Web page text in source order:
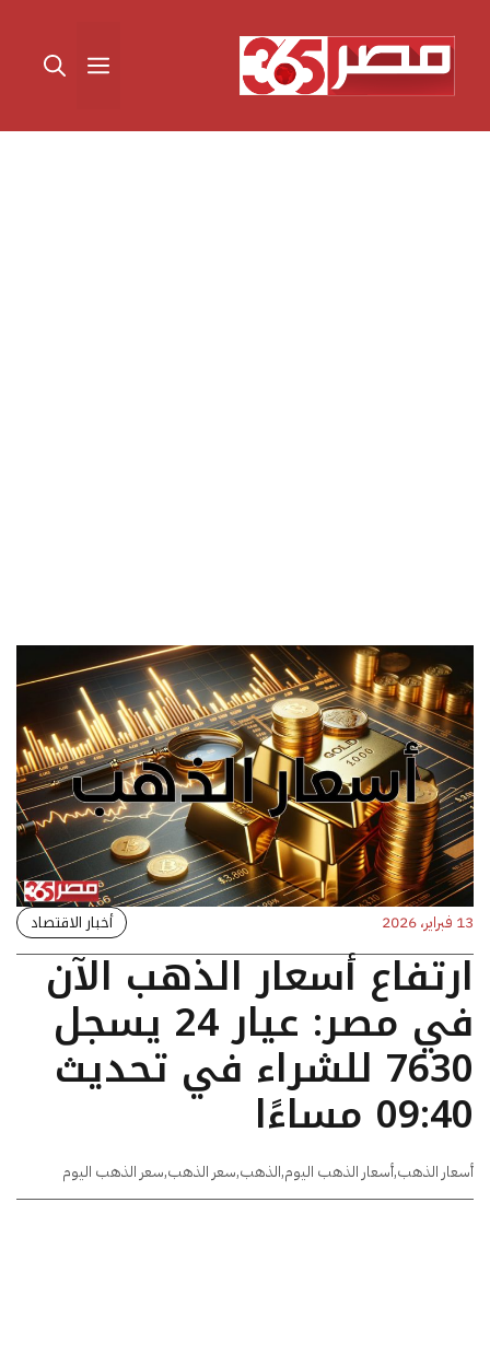
المحتوى القائمة
13 فبراير، 2026 أخبار الاقتصاد
ارتفاع أسعار الذهب الآن
في مصر: عيار 24 يسجل
7630 للشراء في تحديث
09:40 مساءًا
أسعار الذهب,أسعار الذهب اليوم,الذهب,سعر الذهب,سعر الذهب اليوم